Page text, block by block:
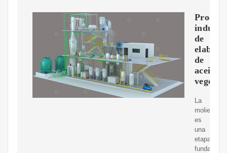
Proceso
de
de
aceite
vegetal
La
molienda
es
una
etapa